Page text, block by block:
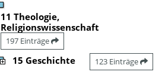
11 Theologie,
Religionswissenschaft
197 Einträge
15 Geschichte 123 Einträge